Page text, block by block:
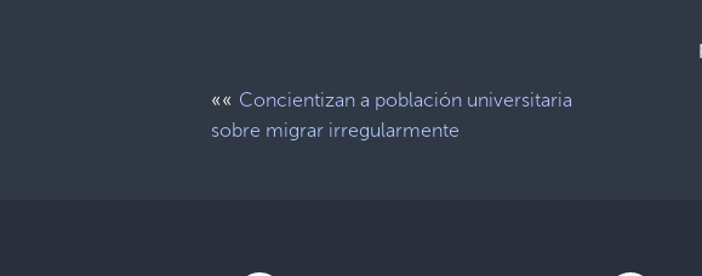
«« Concientizan a población universitaria
sobre migrar irregularmente